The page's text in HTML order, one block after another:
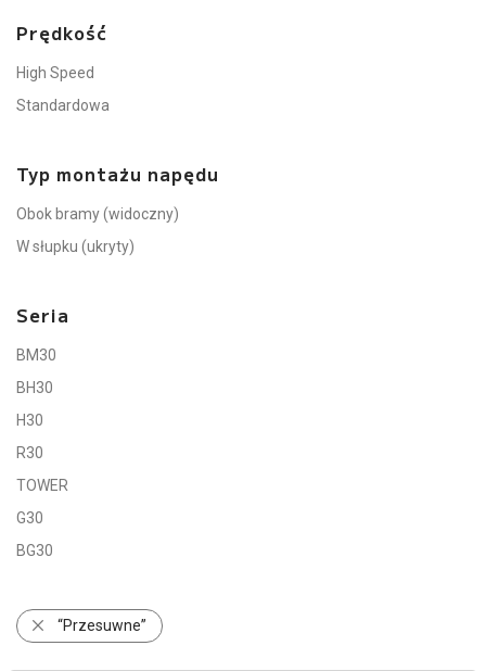
Prędkość
High Speed
Standardowa
Typ montażu napędu
Obok bramy (widoczny)
W słupku (ukryty)
Seria
BM30
BH30
H30
R30
TOWER
G30
BG30
“Przesuwne”